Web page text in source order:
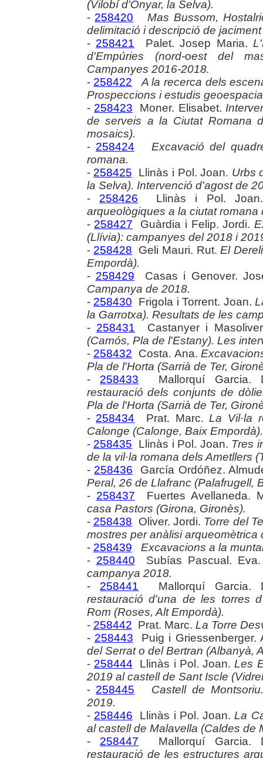
(Vilobí d'Onyar, la Selva).
- 258420
Mas Bussom,
delimitació i descripció de
- 258421 Palet. Josep Maria.
d'Empúries (nord-oest del
Campanyes 2016-2018.
- 258422
A la recerca dels
Prospeccions i estudis
- 258423 Moner. Elisabet.
de serveis a la Ciutat Romana
mosaics).
- 258424
Excavació del
romana.
- 258425 Llinàs i Pol. Joan. Urbs
la Selva). Intervenció d'agost de
- 258426 Llinàs i Pol.
arqueològiques a la ciutat
- 258427 Guàrdia i Felip. Jordi.
(Llívia): campanyes del 2018 i
- 258428 Geli Mauri. Rut.El
Empordà).
- 258429 Casas i Genover.
Campanya de 2018.
- 258430 Frigola i Torrent. Joan.
la Garrotxa). Resultats de les
- 258431 Castanyer i
(Camós, Pla de l'Estany). Les
- 258432 Costa. Ana.
Pla de l'Horta (Sarrià de Ter,
- 258433 Mallorquí Garcia.
restauració dels conjunts de
Pla de l'Horta (Sarrià de Ter,
- 258434 Prat. Marc.La Vil·la
Calonge (Calonge, Baix Empordà).
- 258435 Llinàs i Pol. Joan. Tres
de la vil·la romana dels Ametllers
- 258436 García Ordóñez.
Peral, 26 de Llafranc (Palafrugell,
- 258437 Fuertes Avellaneda.
casa Pastors (Girona, Gironès).
- 258438 Oliver. Jordi. Torre del
mostres per anàlisi arqueomètrica
- 258439
Excavacions a la
- 258440 Subías Pascual.
campanya 2018.
- 258441 Mallorquí Garcia.
restauració d'una de les torres
Rom (Roses, Alt Empordà).
- 258442 Prat. Marc. La Torre
- 258443 Puig i Griessenberger.
del Serrat o del Bertran (Albanyà,
- 258444 Llinàs i Pol. Joan.Les
2019 al castell de Sant Iscle
- 258445
Castell de
2019.
- 258446 Llinàs i Pol. Joan.La
al castell de Malavella (Caldes de
- 258447 Mallorquí Garcia.
restauració de les estructures